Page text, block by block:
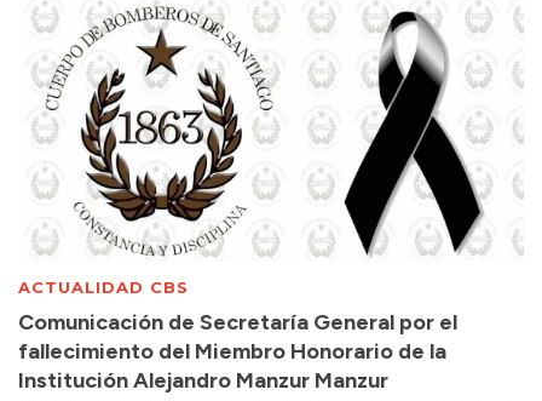
ACTUALIDAD CBS
Comunicación de Secretaría General por el
fallecimiento del Miembro Honorario de la
Institución Alejandro Manzur Manzur